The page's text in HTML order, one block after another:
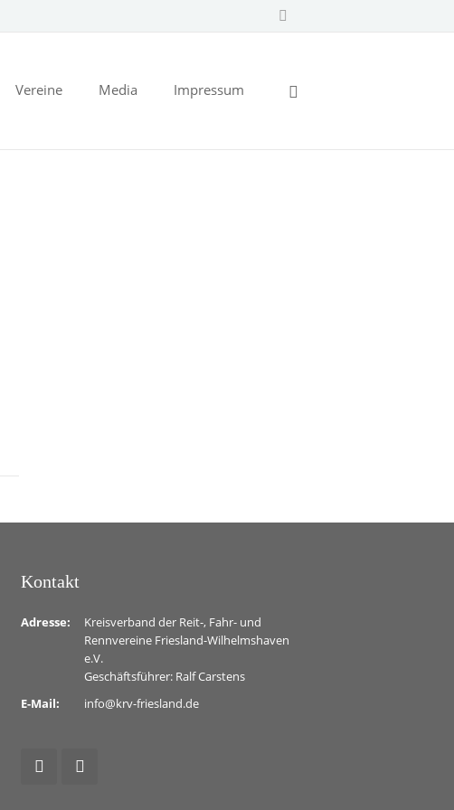
Vereine Media Impressum
Kontakt
Adresse:
Kreisverband der Reit-, Fahr- und
Rennvereine Friesland-Wilhelmshaven
e.V.
Geschäftsführer: Ralf Carstens
E-Mail:
info@krv-friesland.de